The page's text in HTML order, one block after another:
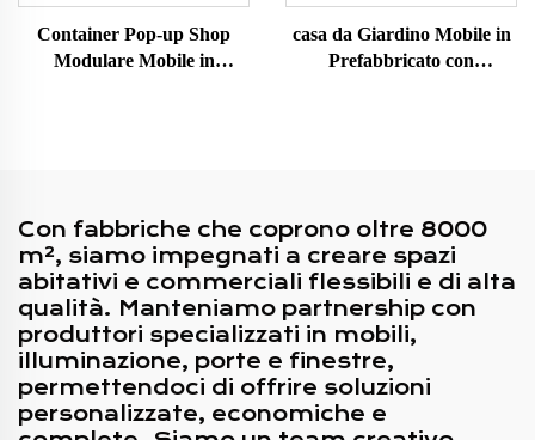
Container Pop-up Shop
Modulare Mobile in
casa da Giardino Mobile in
Prefabbricato con
Con fabbriche che coprono oltre 8000
m², siamo impegnati a creare spazi
abitativi e commerciali flessibili e di alta
qualità. Manteniamo partnership con
produttori specializzati in mobili,
illuminazione, porte e finestre,
permettendoci di offrire soluzioni
personalizzate, economiche e